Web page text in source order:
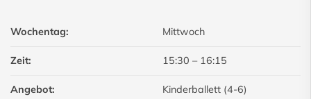
Wochentag: Mittwoch
Zeit: 15:30 – 16:15
Angebot: Kinderballett (4-6)